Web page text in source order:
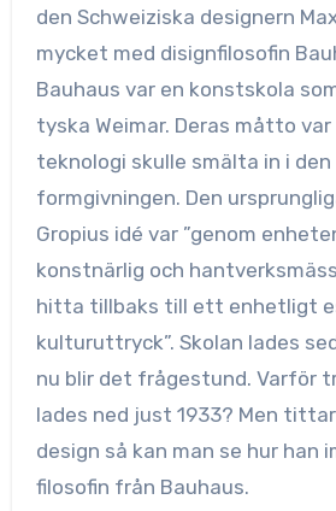
den Schweiziska designern
mycket med disignfilosofin
Bauhaus var en konstskola
tyska Weimar. Deras måtto
teknologi skulle smälta in i den
formgivningen. Den
Gropius idé var ”genom
konstnärlig och
hitta tillbaks till ett enhetligt
kulturuttryck”. Skolan lades
nu blir det frågestund. Varför
lades ned just 1933? Men
design så kan man se hur han
filosofin från Bauhaus.